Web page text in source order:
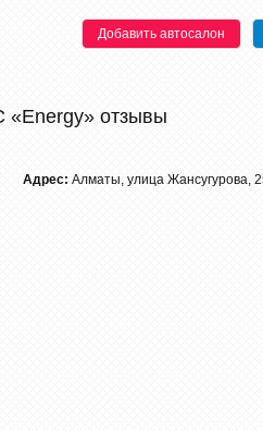
Добавить автосалон
«Energy» отзывы
Адрес: Алматы, улица Жансугурова,